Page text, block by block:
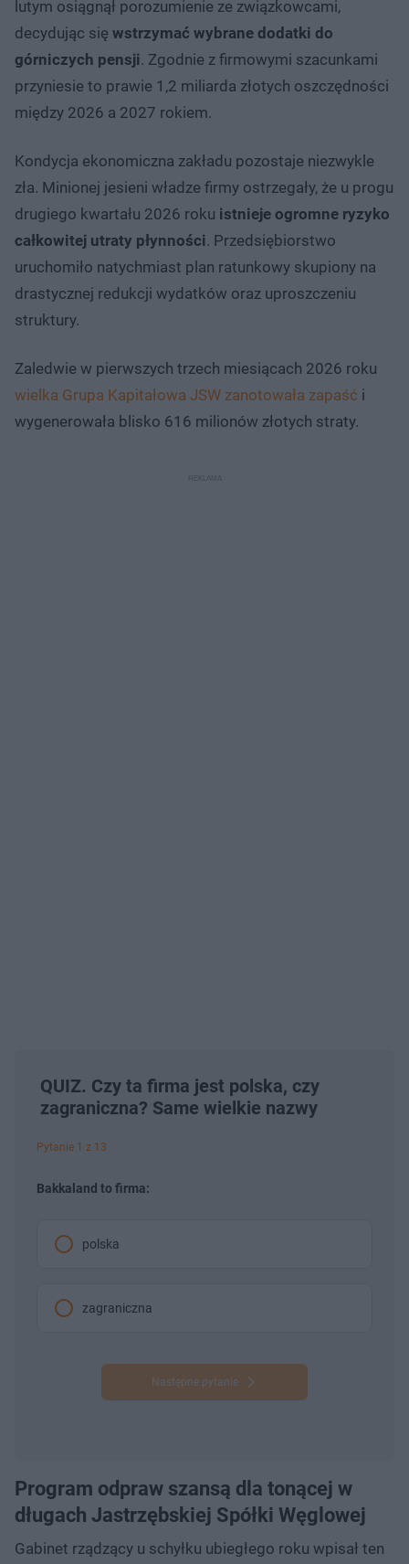
lutym osiągnął porozumienie ze związkowcami,
decydując się wstrzymać wybrane dodatki do
górniczych pensji. Zgodnie z firmowymi szacunkami
przyniesie to prawie 1,2 miliarda złotych oszczędności
między 2026 a 2027 rokiem.
Kondycja ekonomiczna zakładu pozostaje niezwykle
zła. Minionej jesieni władze firmy ostrzegały, że u progu
drugiego kwartału 2026 roku istnieje ogromne ryzyko
całkowitej utraty płynności. Przedsiębiorstwo
uruchomiło natychmiast plan ratunkowy skupiony na
drastycznej redukcji wydatków oraz uproszczeniu
struktury.
Zaledwie w pierwszych trzech miesiącach 2026 roku
wielka Grupa Kapitałowa JSW zanotowała zapaść i
wygenerowała blisko 616 milionów złotych straty.
QUIZ. Czy ta firma jest polska, czy
zagraniczna? Same wielkie nazwy
Pytanie 1 z 13
Bakkaland to firma:
polska
zagraniczna
Następne pytanie
Program odpraw szansą dla tonącej w
długach Jastrzębskiej Spółki Węglowej
Gabinet rządzący u schyłku ubiegłego roku wpisał ten